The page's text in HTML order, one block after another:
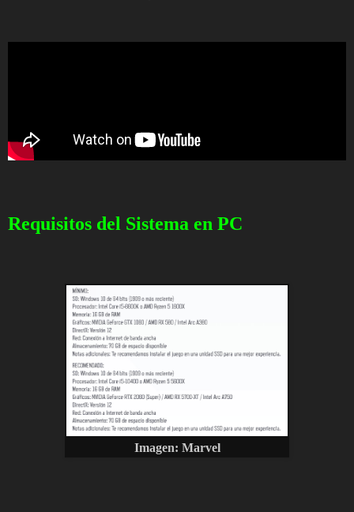
Requisitos del Sistema en PC
Imagen: Marvel